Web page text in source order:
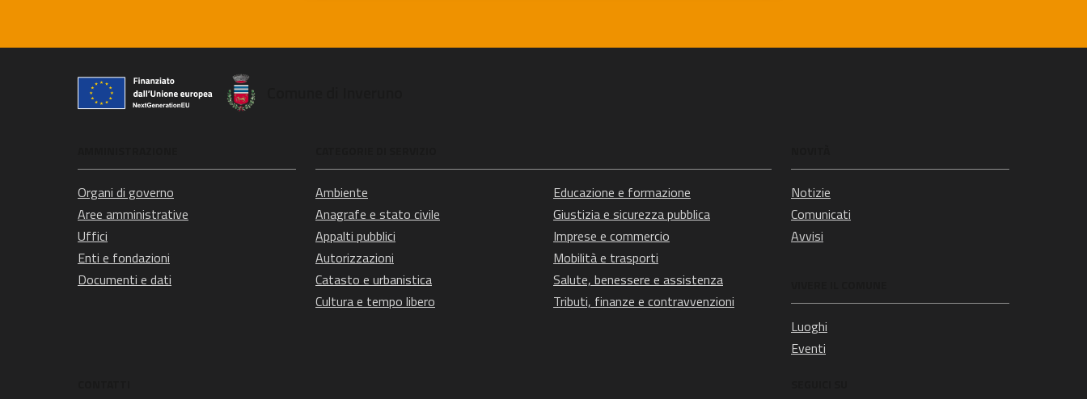
Organi di governo
Aree amministrative
Uffici
Enti e fondazioni
Documenti e dati
Ambiente
Anagrafe e stato civile
Appalti pubblici
Autorizzazioni
Catasto e urbanistica
Cultura e tempo libero
Educazione e formazione
Giustizia e sicurezza pubblica
Imprese e commercio
Mobilità e trasporti
Salute, benessere e assistenza
Tributi, finanze e contravvenzioni
Notizie
Comunicati
Avvisi
Luoghi
Eventi